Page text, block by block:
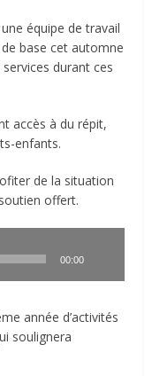
équipe de travail
base cet automne
durant ces
accès à du répit,
enfants.
de la situation
offert.
00:00
année d’activités
soulignera